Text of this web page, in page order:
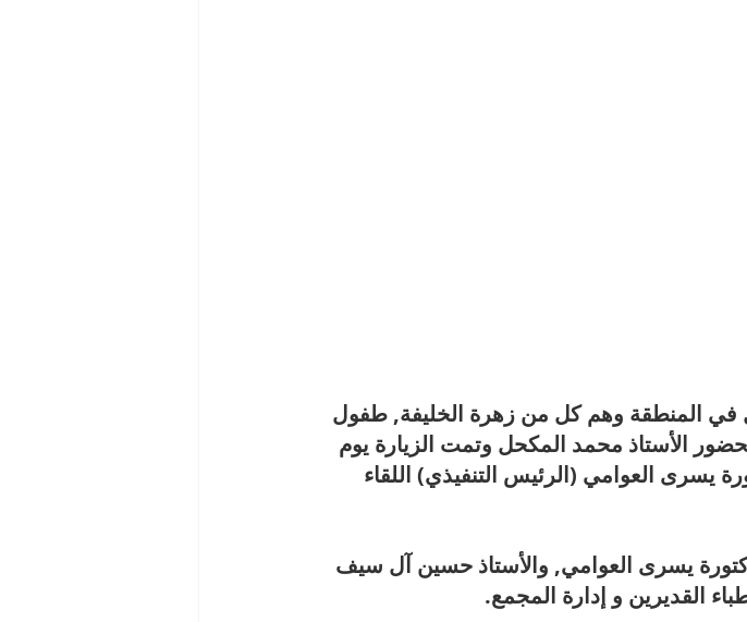
في المنطقة وهم كل من زهرة الخليفة, طفول
الأستاذ محمد المكحل وتمت الزيارة يوم
الدكتورة يسرى العوامي (الرئيس التنفيذي) اللقاء
يسرى العوامي, والأستاذ حسين آل سيف
القديرين و إدارة المجمع.